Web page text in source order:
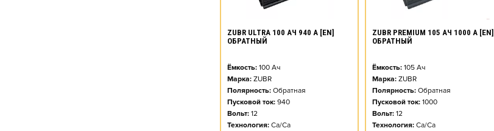
ZUBR ULTRA 100 АЧ 940 А [EN]
ОБРАТНЫЙ
Ёмкость: 100 Ач
Марка: ZUBR
Полярность: Обратная
Пусковой ток: 940
Вольт: 12
Технология: Ca/Ca
ZUBR PREMIUM 105 АЧ 1000 А [EN]
ОБРАТНЫЙ
Ёмкость: 105 Ач
Марка: ZUBR
Полярность: Обратная
Пусковой ток: 1000
Вольт: 12
Технология: Ca/Ca